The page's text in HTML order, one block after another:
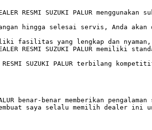
RESMI SUZUKI PALUR
hingga selesai servis, Anda
fasilitas yang lengkap dan
RESMI SUZUKI PALUR memiliki
SUZUKI PALUR terbilang
benar-benar memberikan
saya selalu memilih dealer ini